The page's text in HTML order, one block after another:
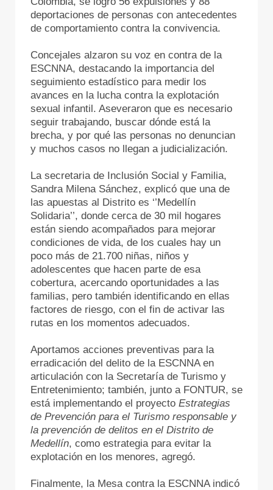
deportaciones de personas con antecedentes
de comportamiento contra la convivencia.
Concejales alzaron su voz en contra de la
ESCNNA, destacando la importancia del
seguimiento estadístico para medir los
avances en la lucha contra la explotación
sexual infantil. Aseveraron que es necesario
seguir trabajando, buscar dónde está la
brecha, y por qué las personas no denuncian
y muchos casos no llegan a judicialización.
La secretaria de Inclusión Social y Familia,
Sandra Milena Sánchez, explicó que una de
las apuestas al Distrito es ‘’Medellín
Solidaria’’, donde cerca de 30 mil hogares
están siendo acompañados para mejorar
condiciones de vida, de los cuales hay un
poco más de 21.700 niñas, niños y
adolescentes que hacen parte de esa
cobertura, acercando oportunidades a las
familias, pero también identificando en ellas
factores de riesgo, con el fin de activar las
rutas en los momentos adecuados.
Aportamos acciones preventivas para la
erradicación del delito de la ESCNNA en
articulación con la Secretaría de Turismo y
Entretenimiento; también, junto a FONTUR, se
está implementando el proyecto Estrategias
de Prevención para el Turismo responsable y
la prevención de delitos en el Distrito de
Medellín, como estrategia para evitar la
explotación en los menores, agregó.
Finalmente, la Mesa contra la ESCNNA indicó